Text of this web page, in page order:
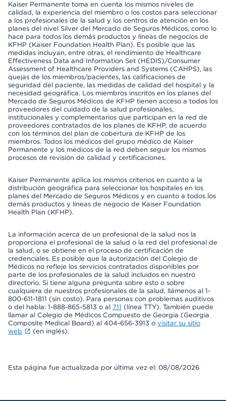
Kaiser Permanente toma en cuenta los mismos niveles de
calidad, la experiencia del miembro o los costos para seleccionar
a los profesionales de la salud y los centros de atención en los
planes del nivel Silver del Mercado de Seguros Médicos, como lo
hace para todos los demás productos y líneas de negocios de
KFHP (Kaiser Foundation Health Plan). Es posible que las
medidas incluyan, entre otras, el rendimiento de Healthcare
Effectiveness Data and Information Set (HEDIS)/Consumer
Assessment of Healthcare Providers and Systems (CAHPS), las
quejas de los miembros/pacientes, las calificaciones de
seguridad del paciente, las medidas de calidad del hospital y la
necesidad geográfica. Los miembros inscritos en los planes del
Mercado de Seguros Médicos de KFHP tienen acceso a todos los
proveedores del cuidado de la salud profesionales,
institucionales y complementarios que participan en la red de
proveedores contratados de los planes de KFHP, de acuerdo
con los términos del plan de cobertura de KFHP de los
miembros. Todos los médicos del grupo médico de Kaiser
Permanente y los médicos de la red deben seguir los mismos
procesos de revisión de calidad y certificaciones.
Kaiser Permanente aplica los mismos criterios en cuanto a la
distribución geográfica para seleccionar los hospitales en los
planes del Mercado de Seguros Médicos y en cuanto a todos los
demás productos y líneas de negocio de Kaiser Foundation
Health Plan (KFHP).
La información acerca de un profesional de la salud nos la
proporciona el profesional de la salud o la red del profesional de
la salud, o se obtiene en el proceso de certificación de
credenciales. Es posible que la autorización del Colegio de
Médicos no refleje los servicios contratados disponibles por
parte de los profesionales de la salud incluidos en nuestro
directorio. Si tiene alguna pregunta sobre esto o sobre
cualquiera de nuestros profesionales de la salud, llámenos al 1-
800-611-1811 (sin costo). Para personas con problemas auditivos
o del habla: 1-888-865-5813 o al 711 (línea TTY). También puede
llamar al Colegio de Médicos Compuesto de Georgia (Georgia
Composite Medical Board) al 404-656-3913 o visitar su sitio
web
(en inglés).
Esta página fue actualizada por última vez el: 08/08/2026